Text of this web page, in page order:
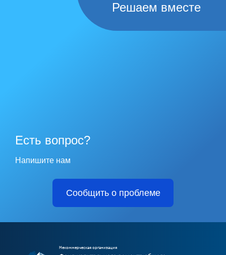
Решаем вместе
Есть вопрос?
Напишите нам
Сообщить о проблеме
Некоммерческая организация